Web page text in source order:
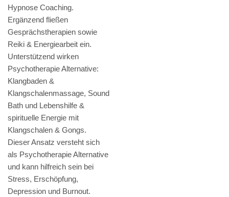
Hypnose Coaching.
Ergänzend fließen
Gesprächstherapien sowie
Reiki & Energiearbeit ein.
Unterstützend wirken
Psychotherapie Alternative:
Klangbaden &
Klangschalenmassage, Sound
Bath und Lebenshilfe &
spirituelle Energie mit
Klangschalen & Gongs.
Dieser Ansatz versteht sich
als Psychotherapie Alternative
und kann hilfreich sein bei
Stress, Erschöpfung,
Depression und Burnout.